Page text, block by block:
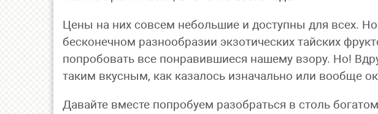
Цены на них совсем небольшие и доступны для всех.
бесконечном разнообразии экзотических тайских
попробовать все понравившиеся нашему взору. Но!
таким вкусным, как казалось изначально или вообще
Давайте вместе попробуем разобраться в столь